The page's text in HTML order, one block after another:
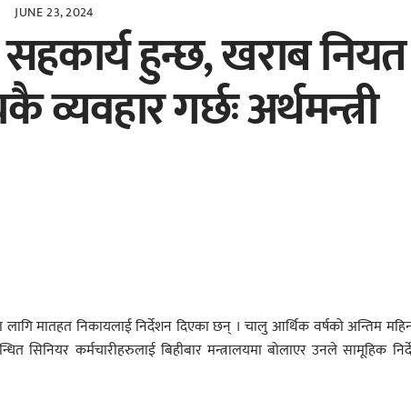
JUNE 23, 2024
हुन्छ, खराब नियत
व्यवहार गर्छः अर्थमन्त्री
लागि मातहत निकायलाई निर्देशन दिएका छन् । चालु आर्थिक वर्षको अन्तिम
सिनियर कर्मचारीहरुलाई बिहीबार मन्त्रालयमा बोलाएर उनले सामूहिक